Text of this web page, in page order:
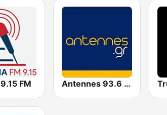
FM Antennes 93.6 FM